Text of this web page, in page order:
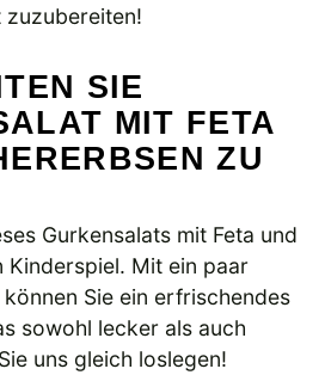
zuzubereiten!
SIE
MIT FETA
ZU
Gurkensalats mit Feta und
Kinderspiel. Mit ein paar
Sie ein erfrischendes
sowohl lecker als auch
uns gleich loslegen!